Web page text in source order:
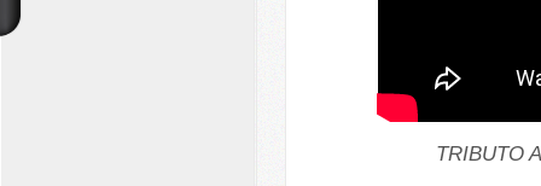
TRIBUTO